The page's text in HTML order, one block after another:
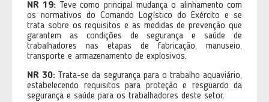
NR 19: Teve como principal mudança o alinhamento com
os normativos do Comando Logístico do Exército e se
trata sobre os requisitos e as medidas de prevenção que
garantem as condições de segurança e saúde de
trabalhadores nas etapas de fabricação, manuseio,
transporte e armazenamento de explosivos.
NR 30: Trata-se da segurança para o trabalho aquaviário,
estabelecendo requisitos para proteção e resguardo da
segurança e saúde para os trabalhadores deste setor.